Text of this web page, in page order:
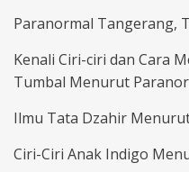
Paranormal Tangerang,
Kenali Ciri-ciri dan Cara
Tumbal Menurut
Ilmu Tata Dzahir
Ciri-Ciri Anak Indigo